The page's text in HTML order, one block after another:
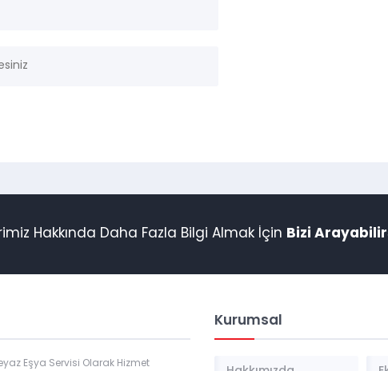
Hakkında Daha Fazla Bilgi Almak İçin Bizi
Eşya Servisi Olarak Hizmet
Kurumsal